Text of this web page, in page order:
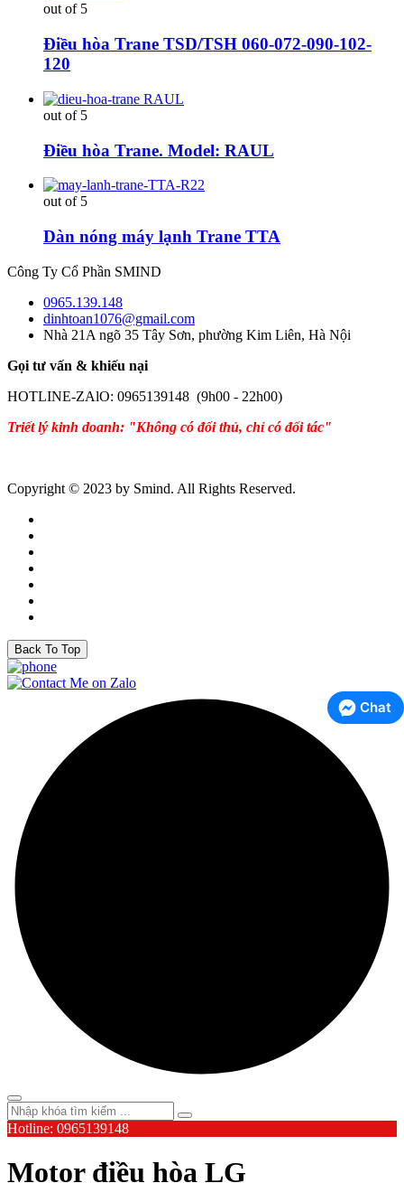
out of 5
Điều hòa Trane TSD/TSH 060-072-090-102-
120
out of 5
Điều hòa Trane. Model: RAUL
out of 5
Dàn nóng máy lạnh Trane TTA
Công Ty Cổ Phần SMIND
0965.139.148
dinhtoan1076@gmail.com
Nhà 21A ngõ 35 Tây Sơn, phường Kim Liên, Hà Nội
Gọi tư vấn & khiếu nại
HOTLINE-ZAlO: 0965139148 (9h00 - 22h00)
Triết lý kinh doanh: "Không có đối thủ, chỉ có đối tác"
Copyright © 2023 by Smind. All Rights Reserved.
Back To Top
Chat
Hotline: 0965139148
Motor điều hòa LG